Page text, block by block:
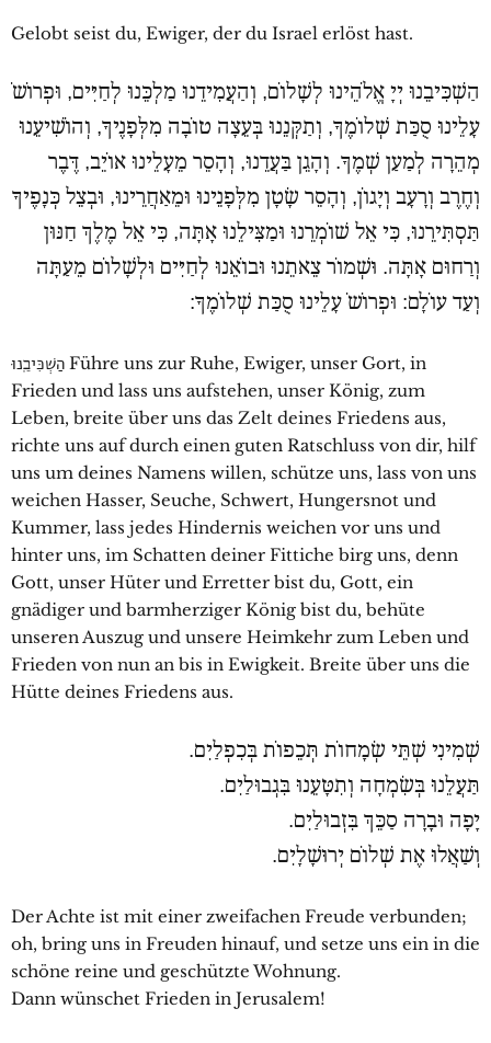
Gelobt seist du, Ewiger, der du Israel erlöst hast.
הַשְׁכִּיבֵנוּ יְיָ אֱלֹהֵינוּ לְשָׁלוֹם, וְהַעֲמִידֵנוּ מַלְכֵּנוּ לְחַיִּים, וּפְרוֹשֹ
עָלֵינוּ סֻכַּת שְׁלוֹמֶךָ, וְתַקְּנֵנוּ בְּעֵצָה טוֹבָה מִלְּפָנֶיךָ, וְהוֹשִׁיעֵנוּ
מְהֵרָה לְמַעַן שְׁמֶךָ. וְהָגֵן בַּעֲדֵנוּ, וְהָסֵר מֵעָלֵינוּ אוֹיֵב, דֶּבֶר
וְחֶרֶב וְרָעָב וְיָגוֹן, וְהָסֵר שָׂטָן מִלְּפָנֵינוּ וּמֵאַחֲרֵינוּ, וּבְצֵל כְּנָפֶיךָ
תַּסְתִּירֵנוּ, כִּי אֵל שׁוֹמְרֵנוּ וּמַצִּילֵנוּ אָתָּה, כִּי אֵל מֶלֶךְ חַנּוּן
וְרַחוּם אָתָּה. וּשְׁמוֹר צֵאתֵנוּ וּבוֹאֵנוּ לְחַיִּים וּלְשָׁלוֹם מֵעַתָּה
וְעַד עוֹלָם: וּפְרוֹשֹ עָלֵינוּ סֻכַּת שְׁלוֹמֶךָ:
הַשְׁכִּיבֵֽנוּ Führe uns zur Ruhe, Ewiger, unser Gort, in
Frieden und lass uns aufstehen, unser König, zum
Leben, breite über uns das Zelt deines Friedens aus,
richte uns auf durch einen guten Ratschluss von dir, hilf
uns um deines Namens willen, schütze uns, lass von uns
weichen Hasser, Seuche, Schwert, Hungersnot und
Kummer, lass jedes Hindernis weichen vor uns und
hinter uns, im Schatten deiner Fittiche birg uns, denn
Gott, unser Hüter und Erretter bist du, Gott, ein
gnädiger und barmherziger König bist du, behüte
unseren Auszug und unsere Heimkehr zum Leben und
Frieden von nun an bis in Ewigkeit. Breite über uns die
Hütte deines Friedens aus.
שְׁמִינִי שְׁתֵּי שְׂמָחוֹת תְּכֵפוֹת בְּכִפְלַיִם.
תַּעֲלֵנוּ בְּשִׂמְחָה וְתִטָּעֵנוּ בִּגְבוּלַיִם.
יָפָה וּבָרָה סַכֵּךְ בִּזְבוּלַיִם.
וְשַׁאֲלוּ אֶת שְׁלוֹם יְרוּשָׁלָיִם.
Der Achte ist mit einer zweifachen Freude verbunden;
oh, bring uns in Freuden hinauf, und setze uns ein in die
schöne reine und geschützte Wohnung.
Dann wünschet Frieden in Jerusalem!